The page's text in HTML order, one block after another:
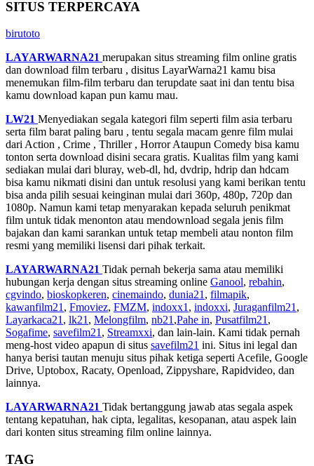
SITUS TERPERCAYA
birutoto
LAYARWARNA21 merupakan situs streaming film online gratis
dan download film terbaru , disitus LayarWarna21 kamu bisa
menemukan film-film terbaru dan terupdate saat ini dan tentu bisa
kamu download kapan pun kamu mau.
LW21 Menyediakan segala kategori film seperti film asia terbaru
serta film barat paling baru , tentu segala macam genre film mulai
dari Action , Crime , Thriller , Horror Ataupun Comedy bisa kamu
tonton serta download disini secara gratis. Kualitas film yang kami
sediakan mulai dari bluray, web-dl, hd, dvdrip, hdrip dan hdcam
bisa kamu nikmati disini dan untuk resolusi yang kami berikan tentu
bisa anda pilih sesuai keinginan mulai dari 360p, 480p, 720p dan
1080p. Namun kami tetap menyarakan kepada seluruh penikmat
film untuk tidak menonton atau mendownload segala jenis film
bajakan dan kami sarankan untuk tetap membeli atau nonton film
resmi yang memiliki lisensi dari pihak terkait.
LAYARWARNA21 Tidak pernah bekerja sama atau memiliki
hubungan kerja dengan situs streaming online Ganool, rebahin,
cgvindo, bioskopkeren, cinemaindo, dunia21 , filmapik,
kawanfilm21 , Fmoviez, FMZM, indoxx1 , indoxxi, Juraganfilm21 ,
Layarkaca21 , lk21 , Melongfilm, nb21 ,Pahe in, Pusatfilm21 ,
Sogafime, savefilm21 , Streamxxi, dan lain-lain. Kami tidak pernah
meng-host video apapun di situs savefilm21 ini. Situs ini legal dan
hanya berisi tautan menuju situs pihak ketiga seperti Acefile, Google
Drive, Uptobox, Racaty, Openload, Zippyshare, Rapidvideo, dan
lainnya.
LAYARWARNA21 Tidak bertanggung jawab atas segala aspek
tentang kepatuhan, hak cipta, legalitas, kesopanan, atau aspek lain
dari konten situs streaming film online lainnya.
TAG